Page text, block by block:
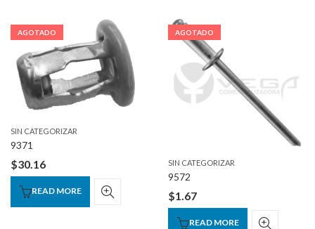
AGOTADO
SIN CATEGORIZAR
9371
$30.16
READ MORE
AGOTADO
SIN CATEGORIZAR
9572
$1.67
READ MORE